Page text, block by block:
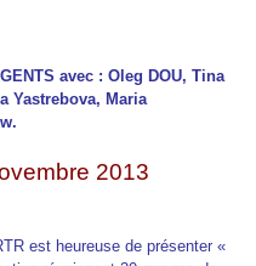
avec : Oleg DOU, Tina
Yastrebova, Maria
2013
est heureuse de présenter «